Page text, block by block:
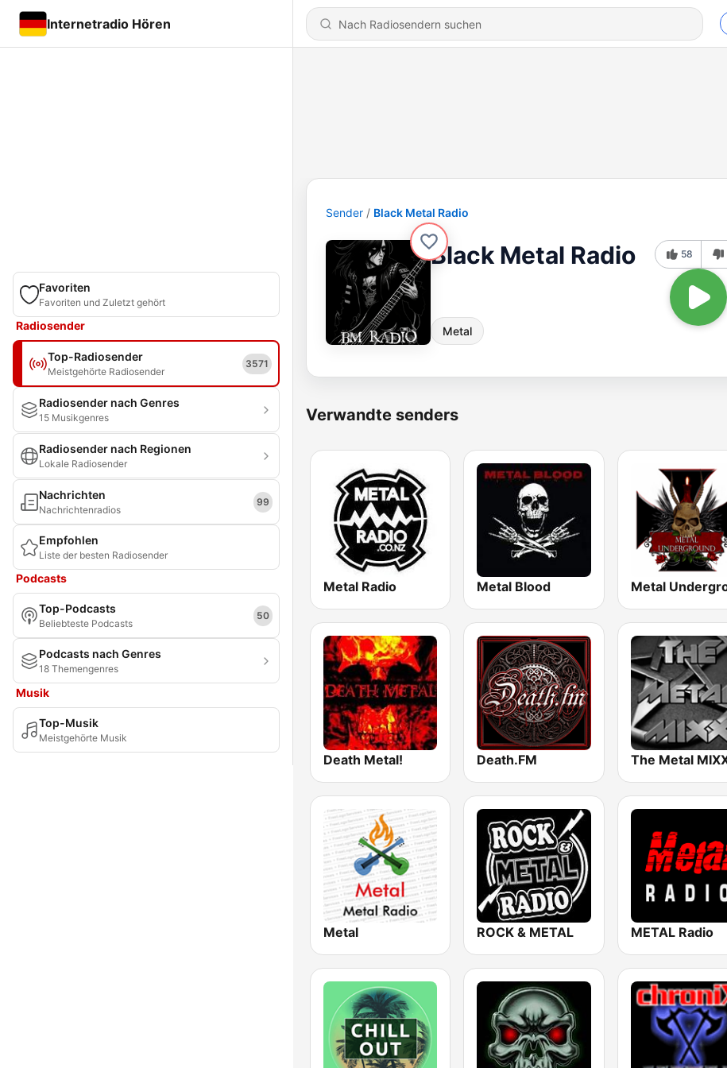
Internetradio Hören
Favoriten
Favoriten und Zuletzt gehört
Radiosender
Top-Radiosender
Meistgehörte Radiosender
3571
Radiosender nach Genres
15 Musikgenres
Radiosender nach Regionen
Lokale Radiosender
Nachrichten
Nachrichtenradios
99
Empfohlen
Liste der besten Radiosender
Podcasts
Top-Podcasts
Beliebteste Podcasts
50
Podcasts nach Genres
18 Themengenres
Musik
Top-Musik
Meistgehörte Musik
Sender Black Metal Radio
Black Metal Radio
Metal
58
Verwandte senders
Metal Radio Metal Blood
Death Metal! Death.FM The Metal
Metal ROCK & METAL METAL Radio